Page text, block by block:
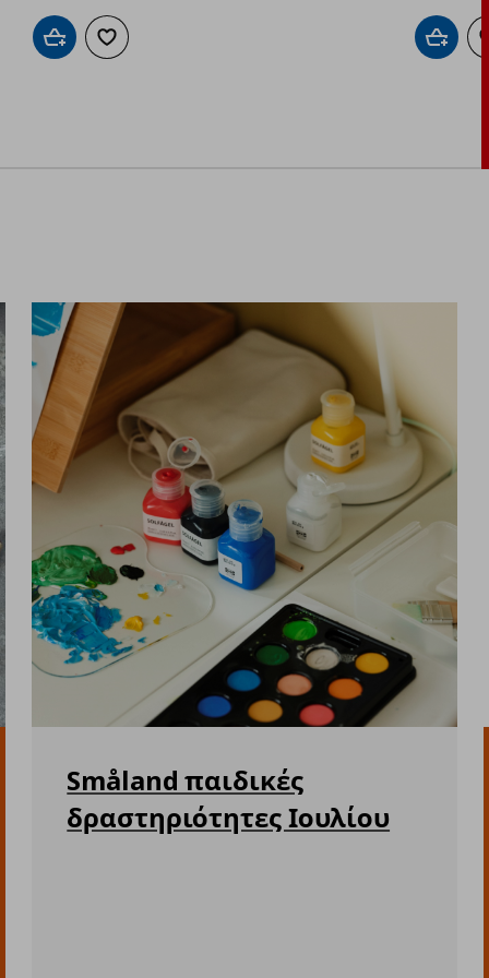
Προσθήκη στο καλάθι
Προσθήκη στα αγαπημένα
Småland παιδικές
δραστηριότητες Ιουλίου